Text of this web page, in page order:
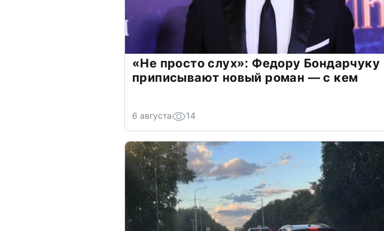
«Не просто слух»: Федору Бондарчуку
приписывают новый роман — с кем
6 августа 14